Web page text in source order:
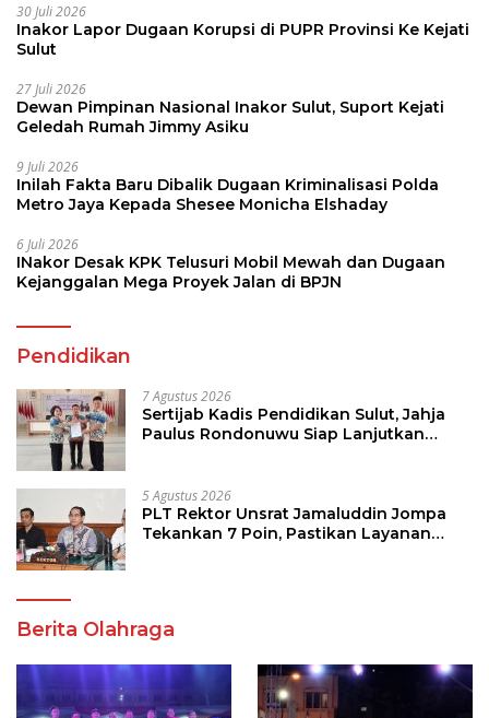
30 Juli 2026
Inakor Lapor Dugaan Korupsi di PUPR Provinsi Ke Kejati
Sulut
27 Juli 2026
Dewan Pimpinan Nasional Inakor Sulut, Suport Kejati
Geledah Rumah Jimmy Asiku
9 Juli 2026
Inilah Fakta Baru Dibalik Dugaan Kriminalisasi Polda
Metro Jaya Kepada Shesee Monicha Elshaday
6 Juli 2026
INakor Desak KPK Telusuri Mobil Mewah dan Dugaan
Kejanggalan Mega Proyek Jalan di BPJN
Pendidikan
7 Agustus 2026
Sertijab Kadis Pendidikan Sulut, Jahja
Paulus Rondonuwu Siap Lanjutkan
5 Agustus 2026
PLT Rektor Unsrat Jamaluddin Jompa
Tekankan 7 Poin, Pastikan Layanan
Berita Olahraga